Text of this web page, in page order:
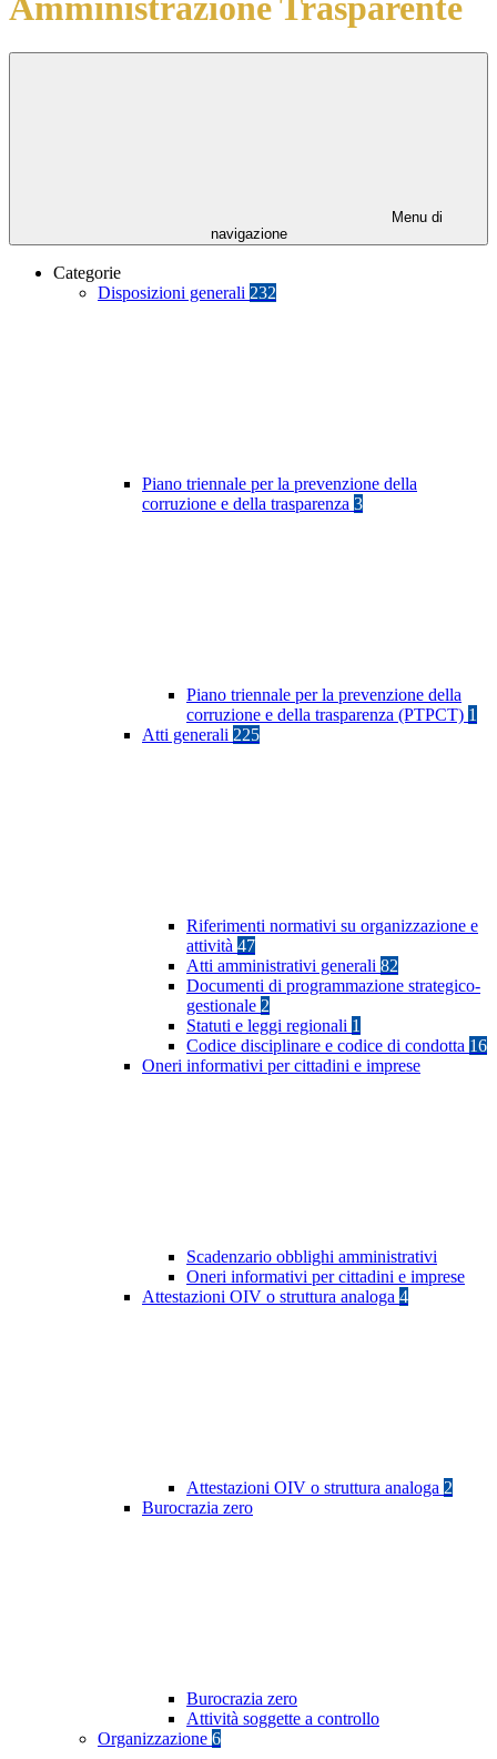
Menu di
navigazione
Categorie
Disposizioni generali 232
Piano triennale per la prevenzione della
corruzione e della trasparenza 3
Piano triennale per la prevenzione della
corruzione e della trasparenza (PTPCT) 1
Atti generali 225
Riferimenti normativi su organizzazione e
attività 47
Atti amministrativi generali 82
Documenti di programmazione strategico-
gestionale 2
Statuti e leggi regionali 1
Codice disciplinare e codice di condotta 16
Oneri informativi per cittadini e imprese
Scadenzario obblighi amministrativi
Oneri informativi per cittadini e imprese
Attestazioni OIV o struttura analoga 4
Attestazioni OIV o struttura analoga 2
Burocrazia zero
Burocrazia zero
Attività soggette a controllo
Organizzazione 6